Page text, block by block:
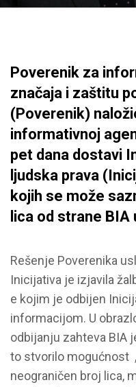
Poverenik za
značaja i zaštitu
(Poverenik)
informativnoj
pet dana dostavi
ljudska prava
kojih se može
lica od strane BIA
Rešenje Poverenika
Inicijativa je izjavila
e kojim je odbijen
informacijom. U
odbijanju zahteva BIA
to stvorilo mogućnost
neograničen broj lica,